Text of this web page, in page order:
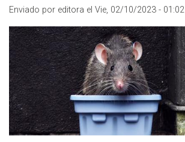
Enviado por editora el Vie, 02/10/2023 - 01:02